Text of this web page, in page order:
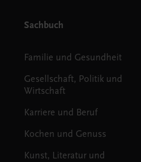
Sachbuch
Familie und Gesundheit
Gesellschaft, Politik und
Wirtschaft
Karriere und Beruf
Kochen und Genuss
Kunst, Literatur und